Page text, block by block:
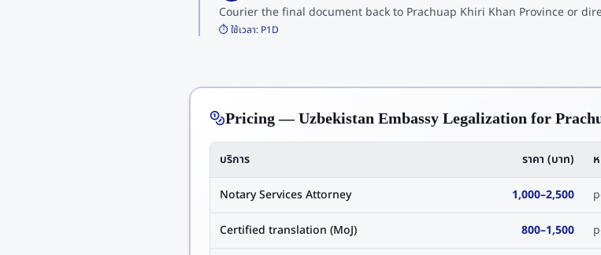
Courier the final document back to Prachuap Khiri Khan Province or
⏱️ ใช้เวลา: P1D
Pricing — Uzbekistan Embassy Legalization for
บริการ ราคา (บาท)
Notary Services Attorney 1,000–2,500
Certified translation (MoJ) 800–1,500